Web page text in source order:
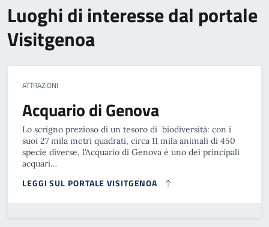
Luoghi di interesse dal portale
Visitgenoa
ATTRAZIONI
Acquario di Genova
Lo scrigno prezioso di un tesoro di biodiversità: con i
suoi 27 mila metri quadrati, circa 11 mila animali di 450
specie diverse, l’Acquario di Genova è uno dei principali
acquari…
LEGGI SUL PORTALE VISITGENOA